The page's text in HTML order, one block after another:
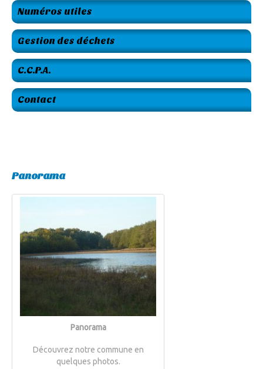
Numéros utiles
Gestion des déchets
C.C.P.A.
Contact
Panorama
Panorama
Découvrez notre commune en
quelques photos.